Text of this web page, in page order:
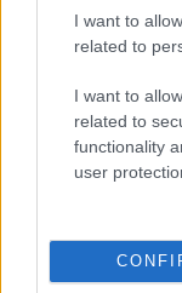
I want to
related to
I want to
related to
functionality
user
találkozott
tehetősekre
társadalmi-
a